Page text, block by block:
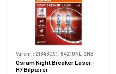
Varenr.: 21348091 64210NL-2HB
Osram Night Breaker Laser -
H7 Bilpærer